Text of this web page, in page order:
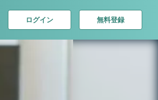
ログイン 無料登録